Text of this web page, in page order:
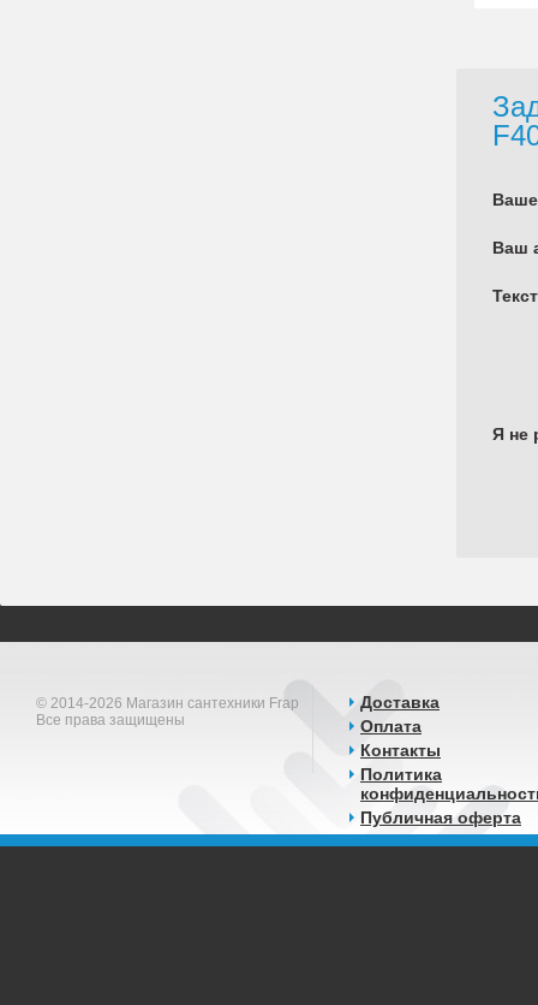
Ваш
Я не
© 2014-2026 Магазин сантехники Frap
Все права защищены
Доставка
Оплата
Контакты
Политика
Публичная оферта